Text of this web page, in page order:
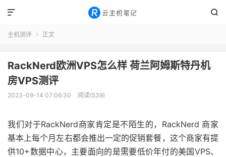


主机测评  正文
RackNerd欧洲VPS怎么样 荷兰阿姆斯特丹机
房VPS测评
2023-09-14 07:06:30 阅读(539)
我们对于RackNerd商家肯定是不陌生的，RackNerd 商家
基本上每个月左右都会推出一定的促销套餐，这个商家有提
供10+数据中心，主要面向的是需要低价年付的美国VPS、